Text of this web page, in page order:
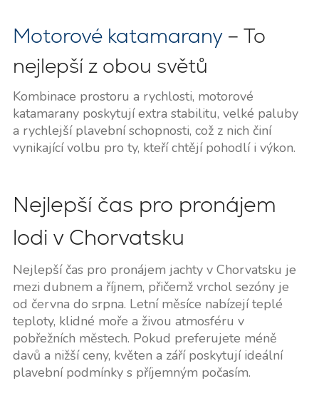
Motorové katamarany– To
nejlepší z obou světů
Kombinace prostoru a rychlosti, motorové
katamarany poskytují extra stabilitu, velké paluby
a rychlejší plavební schopnosti, což z nich činí
vynikající volbu pro ty, kteří chtějí pohodlí i výkon.
Nejlepší čas pro pronájem
lodi v Chorvatsku
Nejlepší čas pro pronájem jachty v Chorvatsku je
mezi dubnem a říjnem, přičemž vrchol sezóny je
od června do srpna. Letní měsíce nabízejí teplé
teploty, klidné moře a živou atmosféru v
pobřežních městech. Pokud preferujete méně
davů a nižší ceny, květen a září poskytují ideální
plavební podmínky s příjemným počasím.